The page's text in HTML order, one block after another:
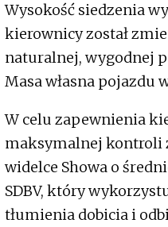
Wysokość siedzenia
kierownicy został
naturalnej, wygodnej
Masa własna pojazdu
W celu zapewnienia
maksymalnej kontroli
widelce Showa o
SDBV, który
tłumienia dobicia i